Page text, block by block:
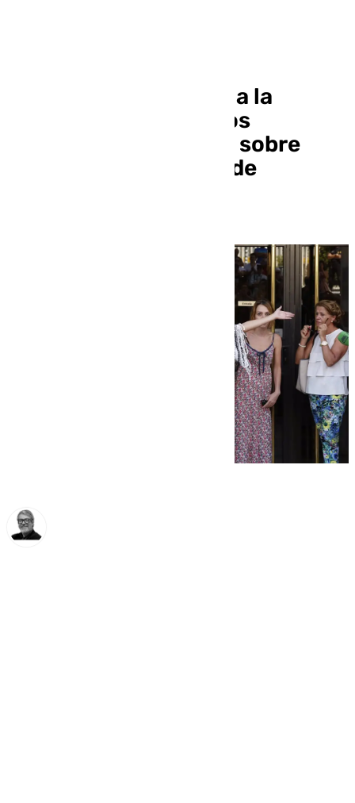
Juana Rivas traslada a la
justicia italiana audios
antiguos de sus hijos sobre
presuntos episodios de